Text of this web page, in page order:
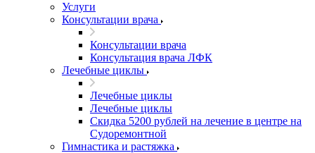
Услуги
Консультации врача
Консультации врача
Консультация врача ЛФК
Лечебные циклы
Лечебные циклы
Лечебные циклы
Скидка 5200 рублей на лечение в центре на
Судоремонтной
Гимнастика и растяжка